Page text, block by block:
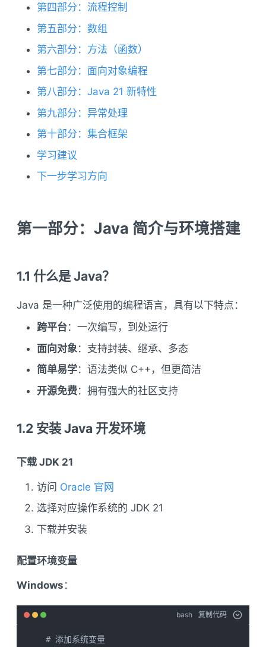
第四部分：流程控制
第五部分：数组
第六部分：方法（函数）
第七部分：面向对象编程
第八部分：Java 21 新特性
第九部分：异常处理
第十部分：集合框架
学习建议
下一步学习方向
第一部分：Java 简介与环境搭建
1.1 什么是 Java？
Java 是一种广泛使用的编程语言，具有以下特点：
跨平台：一次编写，到处运行
面向对象：支持封装、继承、多态
简单易学：语法类似 C++，但更简洁
开源免费：拥有强大的社区支持
1.2 安装 Java 开发环境
下载 JDK 21
访问 Oracle 官网
选择对应操作系统的 JDK 21
下载并安装
配置环境变量
Windows ：
bash 复制代码
# 添加系统变量